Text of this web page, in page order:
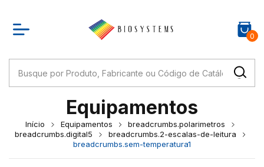
0
Equipamentos
Início Equipamentos
breadcrumbs.polarimetros
breadcrumbs.digital5
breadcrumbs.2-escalas-de-leitura
breadcrumbs.sem-temperatura1